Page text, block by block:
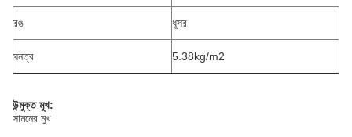
রঙ ধূসর
ঘনত্ব 5.38kg/m2
উন্মুক্ত মুখ:
সামনের মুখ